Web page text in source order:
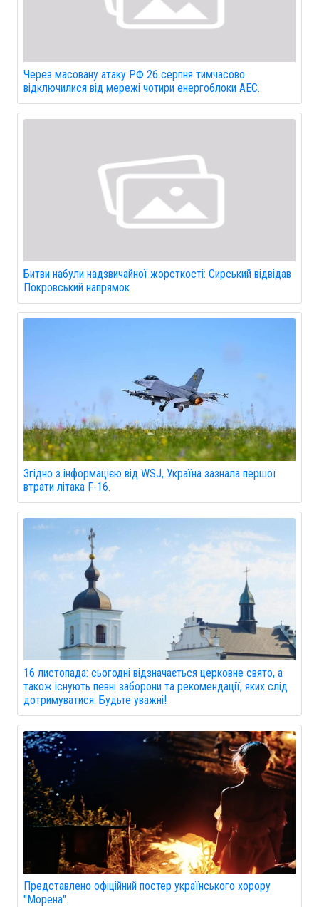
Через масовану атаку РФ 26 серпня тимчасово
відключилися від мережі чотири енергоблоки АЕС.
Битви набули надзвичайної жорсткості: Сирський відвідав
Покровський напрямок
Згідно з інформацією від WSJ, Україна зазнала першої
втрати літака F-16.
16 листопада: сьогодні відзначається церковне свято, а
також існують певні заборони та рекомендації, яких слід
дотримуватися. Будьте уважні!
Представлено офіційний постер українського хорору
"Морена".